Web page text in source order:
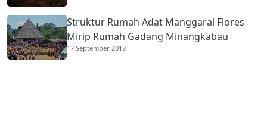
Struktur Rumah Adat Manggarai Flores
Mirip Rumah Gadang Minangkabau
17 September 2018